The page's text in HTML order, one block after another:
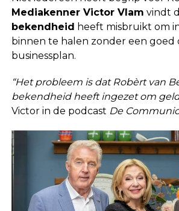
Mediakenner Victor Vlam vindt
bekendheid heeft misbruikt om
binnen te halen zonder een goed
businessplan.
“Het probleem is dat Robèrt van
bekendheid heeft ingezet om
Victor in de podcast De